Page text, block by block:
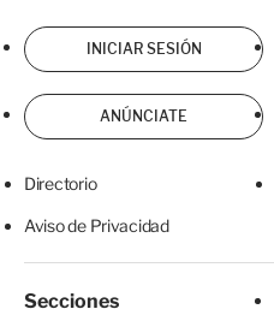
INICIAR SESIÓN
ANÚNCIATE
Directorio
Aviso de Privacidad
Secciones